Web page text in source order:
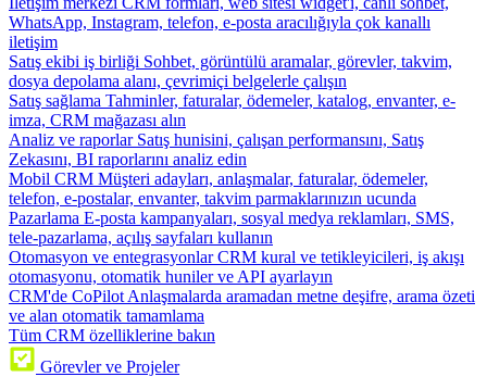
WhatsApp, Instagram, telefon, e-posta aracılığıyla çok kanallı
iletişim
Satış ekibi iş birliği Sohbet, görüntülü aramalar, görevler, takvim,
dosya depolama alanı, çevrimiçi belgelerle çalışın
Satış sağlama Tahminler, faturalar, ödemeler, katalog, envanter, e-
imza, CRM mağazası alın
Analiz ve raporlar Satış hunisini, çalışan performansını, Satış
Zekasını, BI raporlarını analiz edin
Mobil CRM Müşteri adayları, anlaşmalar, faturalar, ödemeler,
telefon, e-postalar, envanter, takvim parmaklarınızın ucunda
Pazarlama E-posta kampanyaları, sosyal medya reklamları, SMS,
tele-pazarlama, açılış sayfaları kullanın
Otomasyon ve entegrasyonlar CRM kural ve tetikleyicileri, iş akışı
otomasyonu, otomatik huniler ve API ayarlayın
CRM'de CoPilot Anlaşmalarda aramadan metne deşifre, arama özeti
ve alan otomatik tamamlama
Tüm CRM özelliklerine bakın
Görevler ve Projeler